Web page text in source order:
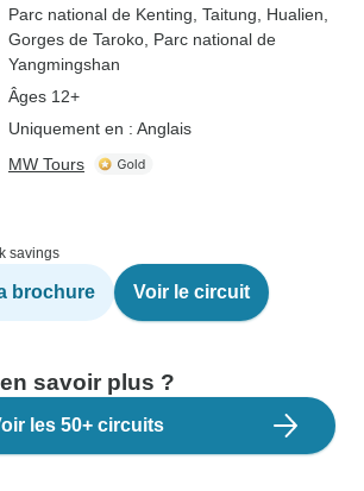
Parc national de Kenting , Taitung , Hualien
Gorges de Taroko , Parc national de
Yangmingshan
Âges 12+
Uniquement en : Anglais
MW Tours
savings
brochure Voir le circuit
savoir plus ?
les 50+ circuits